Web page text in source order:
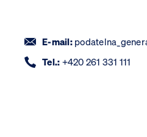
E-mail:
Tel.: +420 261 331 111